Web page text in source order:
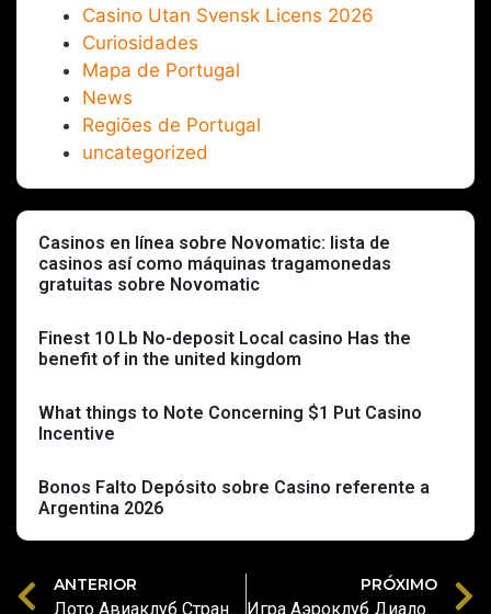
Casino Utan Svensk Licens 2026
Curiosidades
Mapa de Portugal
News
Regiões de Portugal
uncategorized
Casinos en línea sobre Novomatic: lista de
casinos así­ como máquinas tragamonedas
gratuitas sobre Novomatic
Finest 10 Lb No-deposit Local casino Has the
benefit of in the united kingdom
What things to Note Concerning $1 Put Casino
Incentive
Bonos Falto Depósito sobre Casino referente a
Argentina 2026
ANTERIOR
Лото Авиаклуб Страна Закачать дополнение игорный дом Loto Club
PRÓXIMO
Игра Аэроклуб Диалоговый автомотолотерея в Стране Казахстане Должностной интернет-журнал Loto Club